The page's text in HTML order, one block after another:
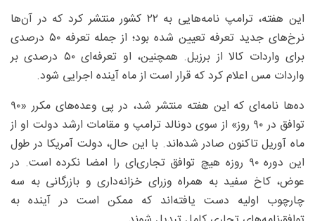
این هفته، ترامپ نامه‌هایی به ۲۲ کشور منتشر کرد که در آن‌ها
نرخ‌های جدید تعرفه تعیین شده بود؛ از جمله تعرفه ۵۰ درصدی
برای واردات کالا از برزیل. همچنین، او تعرفه‌ای ۵۰ درصدی بر
واردات مس اعلام کرد که قرار است از ماه آینده اجرایی شود.
ده‌ها نامه‌ای که این هفته منتشر شد، در پی وعده‌های مکرر «۹۰
توافق در ۹۰ روز» از سوی دونالد ترامپ و مقامات ارشد دولت او از
ماه آوریل تاکنون صادر شده‌اند. با این حال، دولت آمریکا در طول
این دوره ۹۰ روزه هیچ توافق تجاری‌ای را امضا نکرده است. در
عوض، کاخ سفید به همراه وزرای خزانه‌داری و بازرگانی به سه
چارچوب اولیه دست یافته‌اند که ممکن است در آینده به